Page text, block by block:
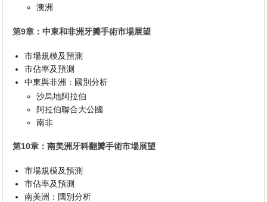
澳洲
第9章：中東和非洲牙瓣手術市場展望
市場規模及預測
市佔率及預測
中東與非洲：國別分析
沙烏地阿拉伯
阿拉伯聯合大公國
南非
第10章：南美洲牙科翻瓣手術市場展望
市場規模及預測
市佔率及預測
南美洲：國別分析